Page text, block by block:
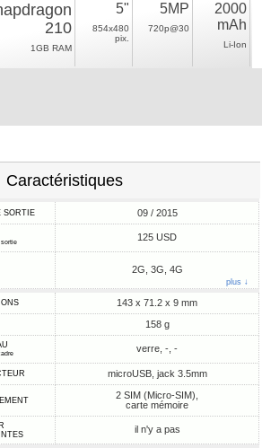
210
1GB RAM
5"
854x480
pix.
5MP
720p@30
2000
mAh
Li-Ion
Caractéristiques
SORTIE 09 / 2015
sortie 125 USD
2G, 3G, 4G
plus ↓
143 x 71.2 x 9 mm
158 g
verre, -, -
microUSB, jack 3.5mm
2 SIM (Micro-SIM),
carte mémoire
il n'y a pas